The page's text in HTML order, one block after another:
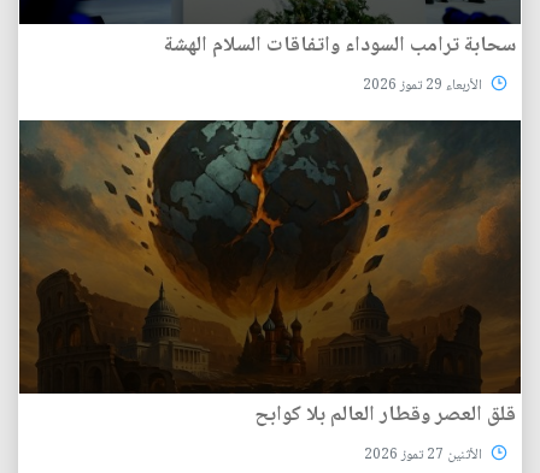
سحابة ترامب السوداء واتفاقات السلام الهشة
الأربعاء 29 تموز 2026
قلق العصر وقطار العالم بلا كوابح
الأثنين 27 تموز 2026